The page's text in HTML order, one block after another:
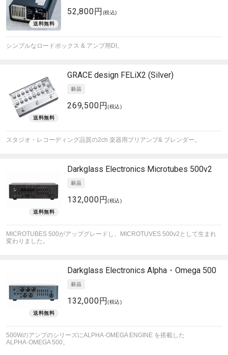
52,800円 (税込)
シンプルなロードボックス & アンプ用DI。
GRACE design FELiX2 (Silver)
269,500円(税込)
スタジオ・レコーディング品質の2ch 楽器用プリアンプ& ブレンダー。
Darkglass Electronics Microtubes 500v2
132,000円(税込)
MICROTUBES 500がアップグレードし、MICROTUVES 500v2として生まれ
変わりました。
Darkglass Electronics Alpha・Omega 500
132,000円(税込)
500WのアンプのシリーズにALPHA·OMEGA ENGINE を搭載した
ALPHA·OMEGA 500。